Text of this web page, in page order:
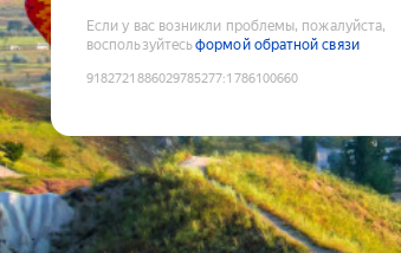
Если у вас возникли проблемы, пожалуйста,
воспользуйтесьформой обратной связи
9182721886029785277:1786100660